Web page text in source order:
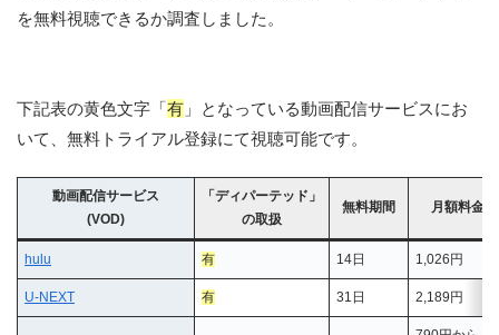
を無料視聴できるか調査しました。
下記表の黄色文字「有 」となっている動画配信サービスにお
いて、無料トライアル登録にて視聴可能です。
動画配信サービス
(VOD)
「ディパーテッド」
の取扱
無料期間 月額料金(
hulu 有 14日 1,026円
U-NEXT 有 31日 2,189円